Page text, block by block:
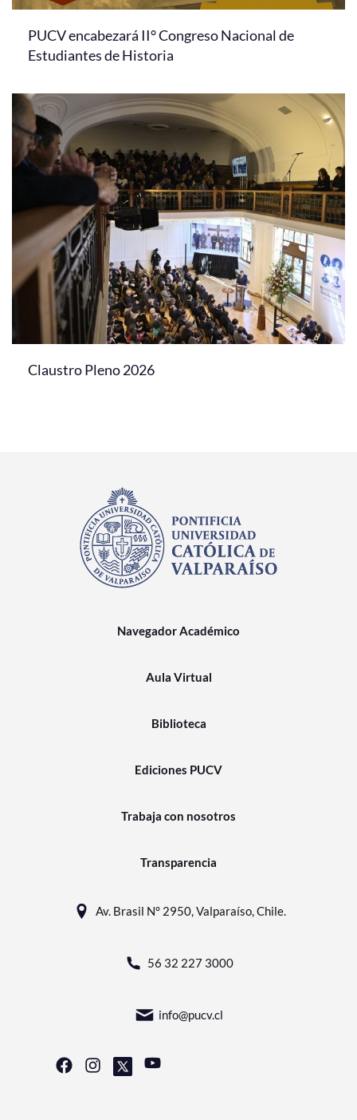
PUCV encabezará II° Congreso Nacional de
Estudiantes de Historia
Claustro Pleno 2026
Navegador Académico
Aula Virtual
Biblioteca
Ediciones PUCV
Trabaja con nosotros
Transparencia
Av. Brasil N° 2950, Valparaíso, Chile.
56 32 227 3000
info@pucv.cl